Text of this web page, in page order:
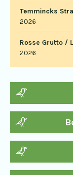
Temmincks
2026
Rosse Grutto /
2026